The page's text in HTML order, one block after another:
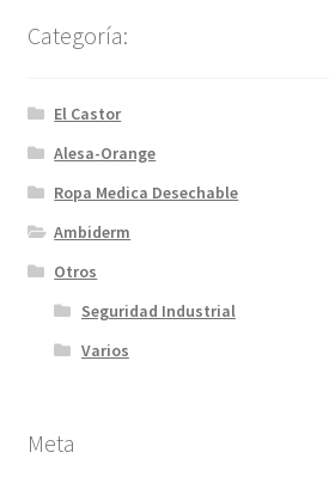
Categoría:
El Castor
Alesa-Orange
Ropa Medica Desechable
Ambiderm
Otros
Seguridad Industrial
Varios
Meta